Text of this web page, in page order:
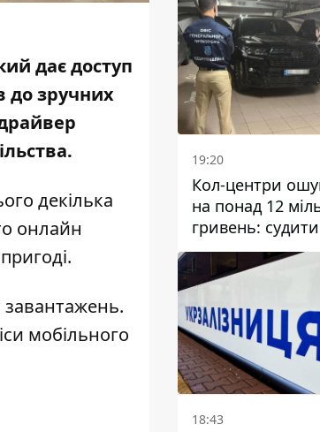
дає доступ
до зручних
декілька
онлайн
мобільного
19:20
Кол-центри
на понад 12
гривень:
дніпрянина,
організував
організацію
18:43